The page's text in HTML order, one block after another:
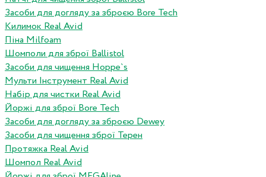
Засоби для догляду за зброєю Bore Tech
Килимок Real Avid
Піна Milfoam
Шомполи для зброї Ballistol
Засоби для чищення Hoppe`s
Мульти Інструмент Real Avid
Набір для чистки Real Avid
Йоржі для зброї Bore Tech
Засоби для догляду за зброєю Dewey
Засоби для чищення зброї Терен
Протяжка Real Avid
Шомпол Real Avid